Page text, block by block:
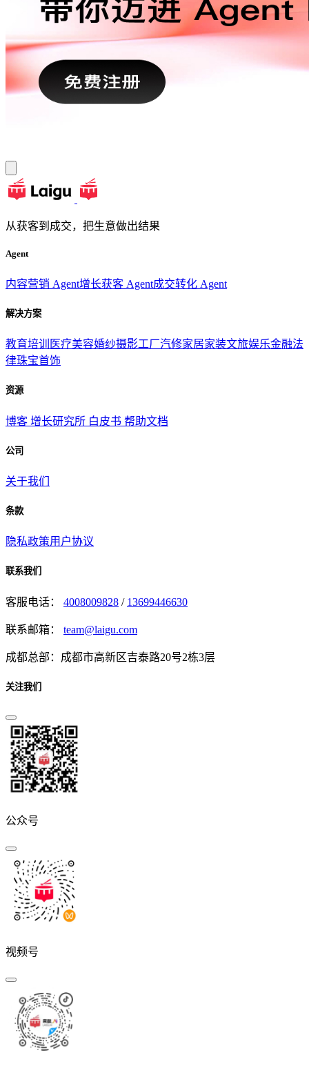
从获客到成交，把生意做出结果
Agent
内容营销 Agent增长获客 Agent成交转化 Agent
解决方案
教育培训 医疗美容婚纱摄影工厂汽修家居家装文旅娱乐金融法
律珠宝首饰
资源
博客 增长研究所 白皮书 帮助文档
公司
关于我们
条款
隐私政策用户协议
联系我们
客服电话： 4008009828 / 13699446630
联系邮箱： team@laigu.com
成都总部：成都市高新区吉泰路20号2栋3层
关注我们
公众号
视频号